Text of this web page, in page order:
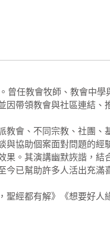
拿巴分道揚鑣
智慧
力的提醒
而是」的語法
態的表達
烈的形容
但雙方在意的重點卻不
低或弱勢者自然敗訴，這
君做的，我不熟悉，沒
給他的一份重要案子，
是—自己不了解這份已
。兩造所持立場不同，就
曾任教會牧師、教會中
因帶領教會與社區連結、
教會、不同宗教、社團
與協助個案面對問題的
果。其演講幽默詼諧，結
今已幫助許多人活出充滿
聖經都有解》《想要好人